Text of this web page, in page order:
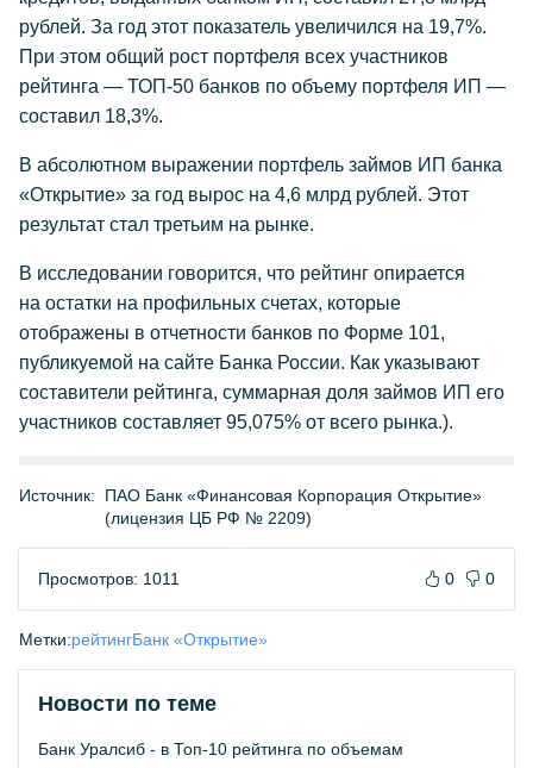
рублей. За год этот показатель увеличился на 19,7%.
При этом общий рост портфеля всех участников
рейтинга — ТОП-50 банков по объему портфеля ИП —
составил 18,3%.
В абсолютном выражении портфель займов ИП банка
«Открытие» за год вырос на 4,6 млрд рублей. Этот
результат стал третьим на рынке.
В исследовании говорится, что рейтинг опирается
на остатки на профильных счетах, которые
отображены в отчетности банков по Форме 101,
публикуемой на сайте Банка России. Как указывают
составители рейтинга, суммарная доля займов ИП его
участников составляет 95,075% от всего рынка.).
Источник:
ПАО Банк «Финансовая Корпорация Открытие»
(лицензия ЦБ РФ № 2209)
Просмотров: 1011 0 0
Метки:рейтингБанк «Открытие»
Новости по теме
Банк Уралсиб - в Топ-10 рейтинга по объемам